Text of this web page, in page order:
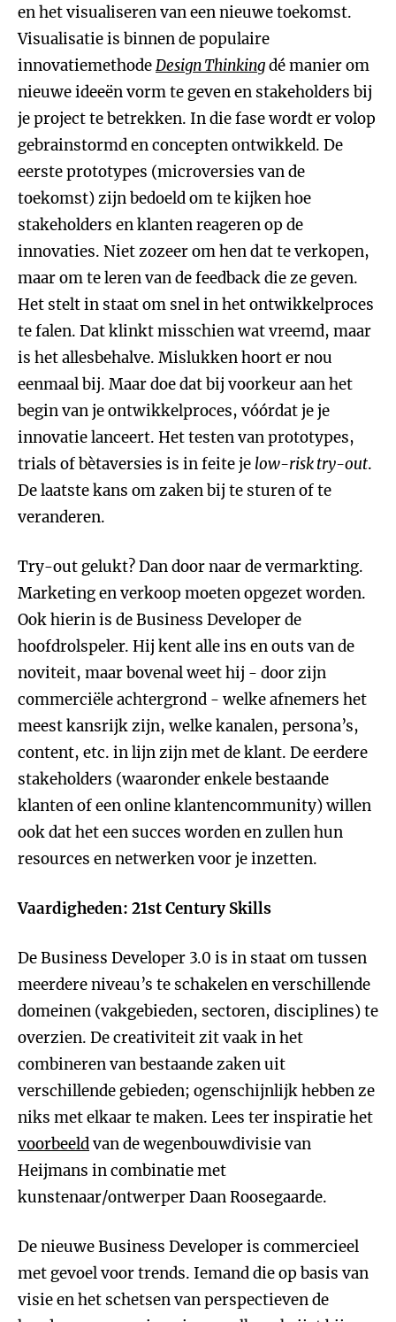
en het visualiseren van een nieuwe toekomst.
Visualisatie is binnen de populaire
innovatiemethodeDesign Thinkingdé manier om
nieuwe ideeën vorm te geven en stakeholders bij
je project te betrekken. In die fase wordt er volop
gebrainstormd en concepten ontwikkeld. De
eerste prototypes (microversies van de
toekomst) zijn bedoeld om te kijken hoe
stakeholders en klanten reageren op de
innovaties. Niet zozeer om hen dat te verkopen,
maar om te leren van de feedback die ze geven.
Het stelt in staat om snel in het ontwikkelproces
te falen. Dat klinkt misschien wat vreemd, maar
is het allesbehalve. Mislukken hoort er nou
eenmaal bij. Maar doe dat bij voorkeur aan het
begin van je ontwikkelproces, vóórdat je je
innovatie lanceert. Het testen van prototypes,
trials of bètaversies is in feite je low-risk try-out.
De laatste kans om zaken bij te sturen of te
veranderen.
Try-out gelukt? Dan door naar de vermarkting.
Marketing en verkoop moeten opgezet worden.
Ook hierin is de Business Developer de
hoofdrolspeler. Hij kent alle ins en outs van de
noviteit, maar bovenal weet hij - door zijn
commerciële achtergrond - welke afnemers het
meest kansrijk zijn, welke kanalen, persona’s,
content, etc. in lijn zijn met de klant. De eerdere
stakeholders (waaronder enkele bestaande
klanten of een online klantencommunity) willen
ook dat het een succes worden en zullen hun
resources en netwerken voor je inzetten.
Vaardigheden: 21st Century Skills
De Business Developer 3.0 is in staat om tussen
meerdere niveau’s te schakelen en verschillende
domeinen (vakgebieden, sectoren, disciplines) te
overzien. De creativiteit zit vaak in het
combineren van bestaande zaken uit
verschillende gebieden; ogenschijnlijk hebben ze
niks met elkaar te maken. Lees ter inspiratie het
voorbeeldvan de wegenbouwdivisie van
Heijmans in combinatie met
kunstenaar/ontwerper Daan Roosegaarde.
De nieuwe Business Developer is commercieel
met gevoel voor trends. Iemand die op basis van
visie en het schetsen van perspectieven de